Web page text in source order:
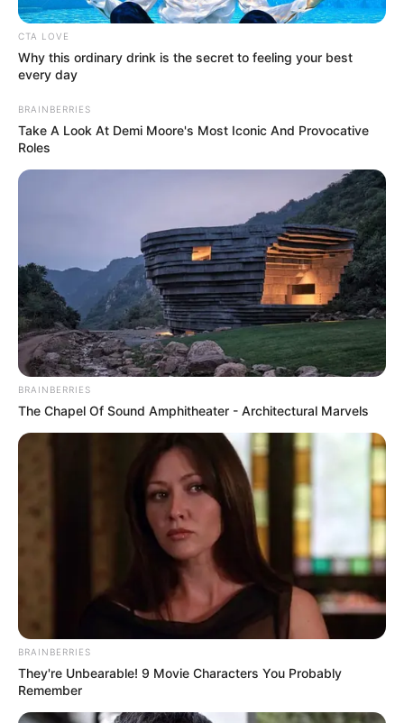
Ally Lotti
fans love
VOTE
Tanggal Lahir:
28 Mei1993
Tempat Lahir:
Amerika Serikat
Umur:
33 Tahun
Profesi:
Bintang OnlyFans,Model,
Edit
Ally Lotti adalah seorang selebgram, model dan bintang OnlyFans
yang berasal dari Amerika Serikat. Foto-foto menarik yang
dibagikan di Instagram membuat namanya semakin dikenal
Daftar isi
Karier
CTA LOVE
Why this ordinary drink is the secret to feeling your best
every day
BRAINBERRIES
Take A Look At Demi Moore's Most Iconic And Provocative
Roles
BRAINBERRIES
The Chapel Of Sound Amphitheater - Architectural Marvels
BRAINBERRIES
They're Unbearable! 9 Movie Characters You Probably
Remember